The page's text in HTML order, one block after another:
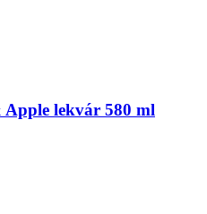
lekvár 580 ml